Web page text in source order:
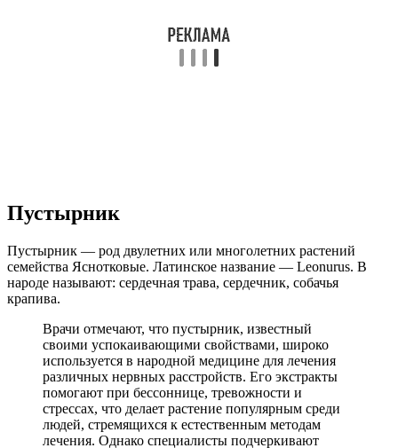
Пустырник
Пустырник — род двулетних или многолетних растений
семейства Яснотковые. Латинское название — Leonurus. В
народе называют: сердечная трава, сердечник, собачья
крапива.
Врачи отмечают, что пустырник, известный
своими успокаивающими свойствами, широко
используется в народной медицине для лечения
различных нервных расстройств. Его экстракты
помогают при бессоннице, тревожности и
стрессах, что делает растение популярным среди
людей, стремящихся к естественным методам
лечения. Однако специалисты подчеркивают